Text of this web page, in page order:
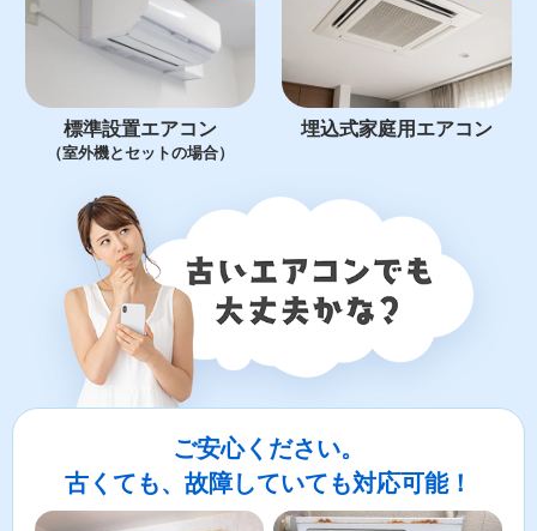
標準設置エアコン
（室外機とセットの場合）
埋込式家庭用エアコン
ご安心ください。
古くても、故障していても対応可能！